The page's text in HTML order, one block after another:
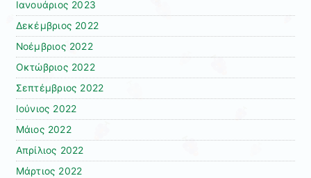
Ιανουάριος 2023
Δεκέμβριος 2022
Νοέμβριος 2022
Οκτώβριος 2022
Σεπτέμβριος 2022
Ιούνιος 2022
Μάιος 2022
Απρίλιος 2022
Μάρτιος 2022